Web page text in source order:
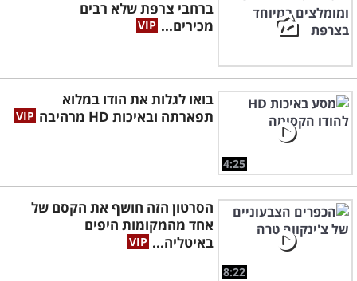
ברחבי צרפת שלא רבים
מכירים...
4:25
בואו לגלות את הודו במלוא
תפארתה ובאיכות HD מרהיבה
8:22
הסרטון הזה חושף את הקסם של
אחד מהמקומות היפים
באיטליה...